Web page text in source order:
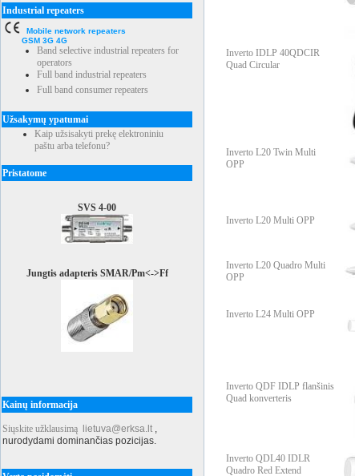
Industrial repeaters
Mobile network repeaters
GSM 3G 4G
Band selective industrial repeaters for
operators
Full band industrial repeaters
Full band consumer repeaters
Užsakymų ypatumai
Kaip užsisakyti prekę elektroniniu
paštu arba telefonu?
Pristatome
SVS 4-00
Jungtis adapteris SMAR/Pm<->Ff
Kainų informacija
Siųskite užklausimą lietuva@erksa.lt ,
nurodydami dominančias pozicijas.
Inverto IDLP 40QDCIR
Quad Circular
Inverto L20 Twin Multi
OPP
Inverto L20 Multi OPP
Inverto L20 Quadro Multi
OPP
Inverto L24 Multi OPP
Inverto QDF IDLP flanšinis
Quad konverteris
Inverto QDL40 IDLR
Quadro Red Extend